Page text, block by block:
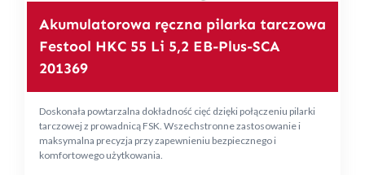
Akumulatorowa ręczna pilarka tarczowa
Festool HKC 55 Li 5,2 EB-Plus-SCA
201369
Doskonała powtarzalna dokładność cięć dzięki połączeniu pilarki
tarczowej z prowadnicą FSK. Wszechstronne zastosowanie i
maksymalna precyzja przy zapewnieniu bezpiecznego i
komfortowego użytkowania.